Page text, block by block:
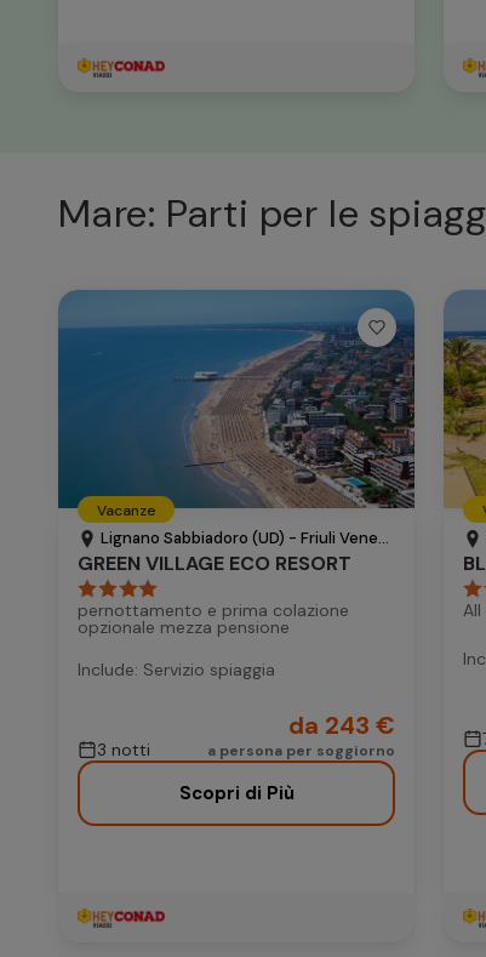
Mare: Parti per le
Vacanze
Lignano Sabbiadoro (UD) - Friuli Venezia Giulia - Italia
GREEN VILLAGE ECO RESORT
pernottamento e prima colazione
opzionale mezza pensione
Include: Servizio spiaggia
3 notti
da 243 €
a persona per soggiorno
Scopri di Più
All